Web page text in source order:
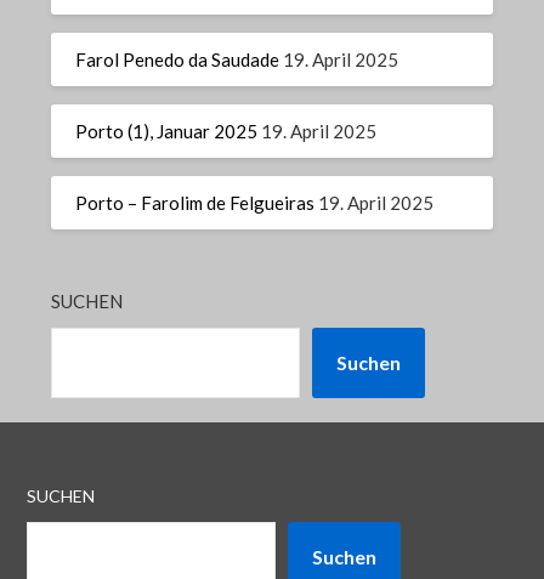
Farol Penedo da Saudade 19. April 2025
Porto (1), Januar 2025 19. April 2025
Porto – Farolim de Felgueiras 19. April 2025
SUCHEN
Suchen
SUCHEN
Suchen